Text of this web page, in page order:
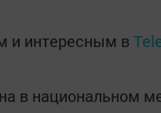
и интересным в
в национальном